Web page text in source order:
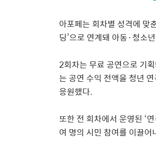
아포페는 회차별 성격에 맞
딩’으로 연계돼 아동·청소
2회차는 무료 공연으로 기
는 공연 수익 전액을 청년
응원했다.
또한 전 회차에서 운영된 ‘
여 명의 시민 참여를 이끌